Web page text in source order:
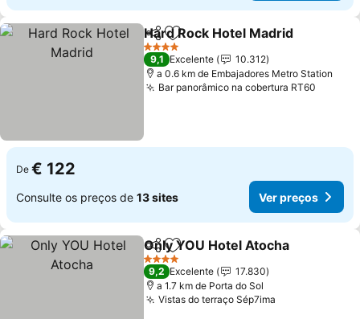
PartilharAdicionar aos favoritos
Hard Rock Hotel Madrid
4 Estrelas
9,1 Excelente
10.312
a 0.6 km de Embajadores Metro Station
Bar panorâmico na cobertura RT60
De € 122
Consulte os preços de 13 sites Ver preços
PartilharAdicionar aos favoritos
Only YOU Hotel Atocha
4 Estrelas
9,2 Excelente
17.830
a 1.7 km de Porta do Sol
Vistas do terraço Sép7ima